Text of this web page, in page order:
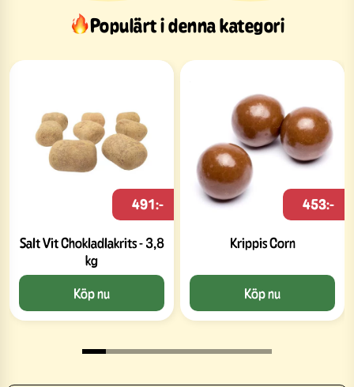
Populärt i denna kategori
Salt Vit Chokladlakrits - 3,8
kg
491:-
Köp nu
Krippis Corn
453:-
Köp nu